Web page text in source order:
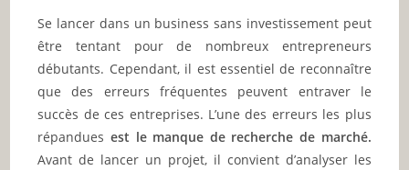
Se lancer dans un business sans investissement peut
être tentant pour de nombreux entrepreneurs
débutants. Cependant, il est essentiel de reconnaître
que des erreurs fréquentes peuvent entraver le
succès de ces entreprises. L’une des erreurs les plus
répandues est le manque de recherche de marché.
Avant de lancer un projet, il convient d’analyser les